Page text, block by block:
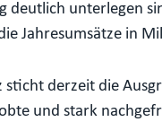
deutlich unterlegen
Jahresumsätze in
sticht derzeit die
und stark